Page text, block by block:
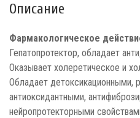
Описание
Фармакологическое
Гепатопротектор, обладает
Оказывает холеретическое и
Обладает детоксикационными,
антиоксидантными,
нейропротекторными